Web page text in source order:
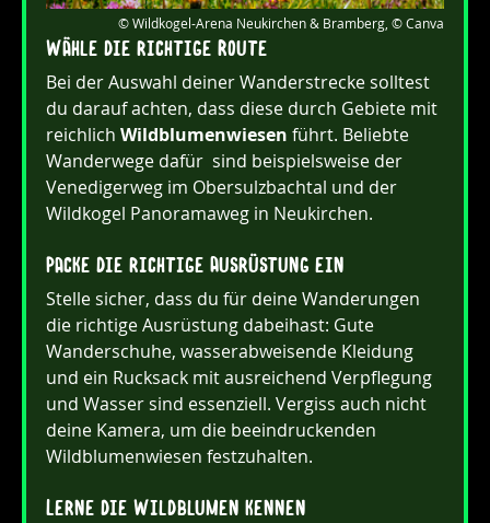
© Wildkogel-Arena Neukirchen & Bramberg, © Canva
Wähle die richtige Route
Bei der Auswahl deiner Wanderstrecke solltest
du darauf achten, dass diese durch Gebiete mit
reichlich Wildblumenwiesen führt. Beliebte
Wanderwege dafür  sind beispielsweise der
Venedigerweg im Obersulzbachtal und der
Wildkogel Panoramaweg in Neukirchen.
Packe die richtige Ausrüstung ein
Stelle sicher, dass du für deine Wanderungen
die richtige Ausrüstung dabeihast: Gute
Wanderschuhe, wasserabweisende Kleidung
und ein Rucksack mit ausreichend Verpflegung
und Wasser sind essenziell. Vergiss auch nicht
deine Kamera, um die beeindruckenden
Wildblumenwiesen festzuhalten.
Lerne die Wildblumen kennen